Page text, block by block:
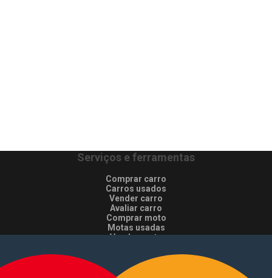
Serviços e ferramentas
Comprar carro
Carros usados
Vender carro
Avaliar carro
Comprar moto
Motas usadas
Vender mota
Comerciais usados
Vender comerciais